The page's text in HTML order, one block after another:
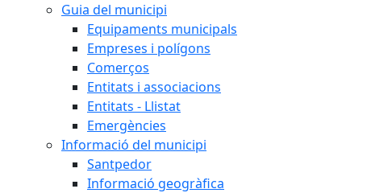
Guia del municipi
Equipaments municipals
Empreses i polígons
Comerços
Entitats i associacions
Entitats - Llistat
Emergències
Informació del municipi
Santpedor
Informació geogràfica